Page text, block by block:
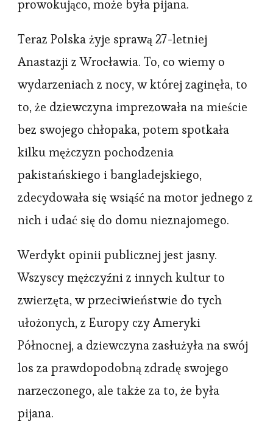
prowokująco, może była pijana.
Teraz Polska żyje sprawą 27-letniej
Anastazji z Wrocławia. To, co wiemy o
wydarzeniach z nocy, w której zaginęła, to
to, że dziewczyna imprezowała na mieście
bez swojego chłopaka, potem spotkała
kilku mężczyzn pochodzenia
pakistańskiego i bangladejskiego,
zdecydowała się wsiąść na motor jednego z
nich i udać się do domu nieznajomego.
Werdykt opinii publicznej jest jasny.
Wszyscy mężczyźni z innych kultur to
zwierzęta, w przeciwieństwie do tych
ułożonych, z Europy czy Ameryki
Północnej, a dziewczyna zasłużyła na swój
los za prawdopodobną zdradę swojego
narzeczonego, ale także za to, że była
pijana.